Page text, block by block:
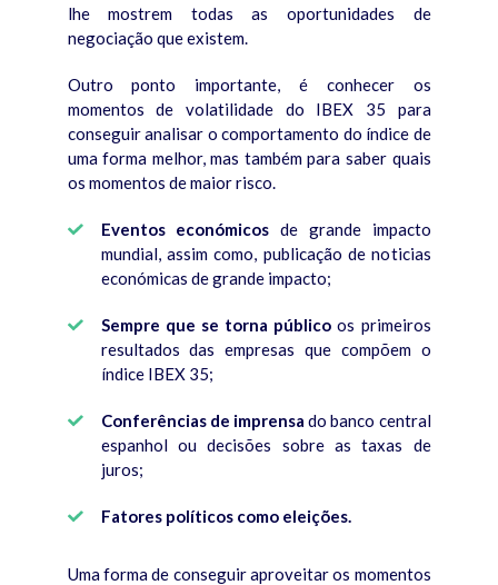
lhe mostrem todas as oportunidades de
negociação que existem.
Outro ponto importante, é conhecer os
momentos de volatilidade do IBEX 35 para
conseguir analisar o comportamento do índice de
uma forma melhor, mas também para saber quais
os momentos de maior risco.
Eventos económicos de grande impacto
mundial, assim como, publicação de noticias
económicas de grande impacto;
Sempre que se torna público os primeiros
resultados das empresas que compõem o
índice IBEX 35;
Conferências de imprensa do banco central
espanhol ou decisões sobre as taxas de
juros;
Fatores políticos como eleições.
Uma forma de conseguir aproveitar os momentos